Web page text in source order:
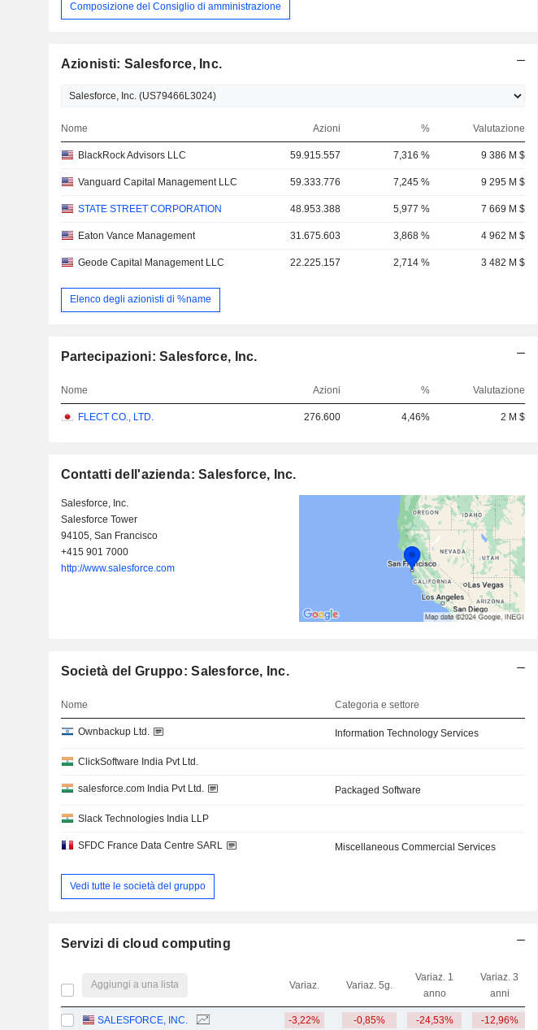
Composizione del Consiglio di amministrazione
Azionisti: Salesforce, Inc.
Nome Azioni % Valutazione
BlackRock Advisors LLC 59.915.557 7,316 % 9 386 M $
Vanguard Capital Management LLC 59.333.776 7,245 % 9 295 M $
STATE STREET CORPORATION 48.953.388 5,977 % 7 669 M $
Eaton Vance Management 31.675.603 3,868 % 4 962 M $
Geode Capital Management LLC 22.225.157 2,714 % 3 482 M $
Elenco degli azionisti di %name
Partecipazioni: Salesforce, Inc.
Nome Azioni % Valutazione
FLECT CO., LTD. 276.600 4,46% 2 M $
Contatti dell'azienda: Salesforce, Inc.
Salesforce, Inc.
Salesforce Tower
94105, San Francisco
+415 901 7000
http://www.salesforce.com
Società del Gruppo: Salesforce, Inc.
Nome Categoria e settore
Ownbackup Ltd. Information Technology Services
ClickSoftware India Pvt Ltd.
salesforce.com India Pvt Ltd. Packaged Software
Slack Technologies India LLP
SFDC France Data Centre SARL Miscellaneous Commercial Services
Vedi tutte le società del gruppo
Servizi di cloud computing
Aggiungi a una lista Variaz. Variaz. 5g.
Variaz. 1
anno
Variaz. 3
anni
SALESFORCE, INC. -3,22% -0,85% -24,53% -12,96%